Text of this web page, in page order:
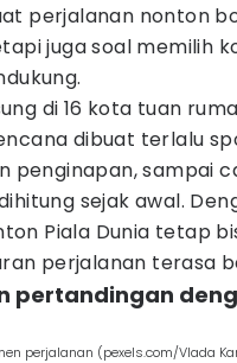
perjalanan nonton
juga soal memilih
di 16 kota tuan
dibuat terlalu
penginapan, sampai
sejak awal.
Piala Dunia tetap
perjalanan terasa
pertandingan
perjalanan (pexels.com/Vlada